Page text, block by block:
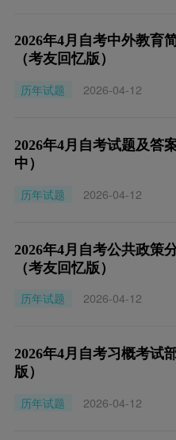
2026年4月自考中外教育
（考友回忆版）
历年试题
2026-04-12
2026年4月自考试题及答
中）
历年试题
2026-04-12
2026年4月自考公共政策
（考友回忆版）
历年试题
2026-04-12
2026年4月自考习概考试
版）
历年试题
2026-04-12